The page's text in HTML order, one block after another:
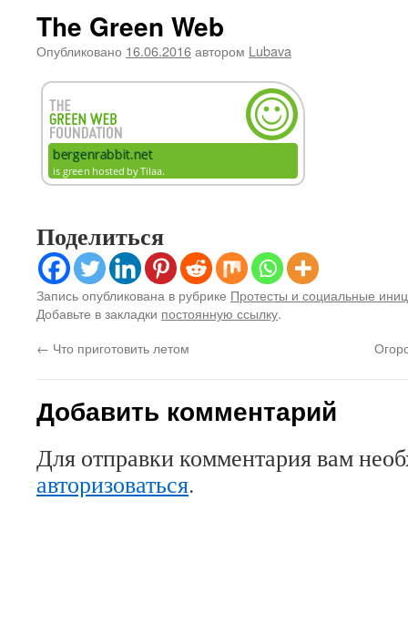
The Green Web
Опубликовано 16.06.2016автором Lubava
Поделиться
Запись опубликована в рубрике Протесты и социальные
Добавьте в закладки постоянную ссылку.
← Что приготовить летом
Добавить комментарий
Для отправки комментария вам
авторизоваться.